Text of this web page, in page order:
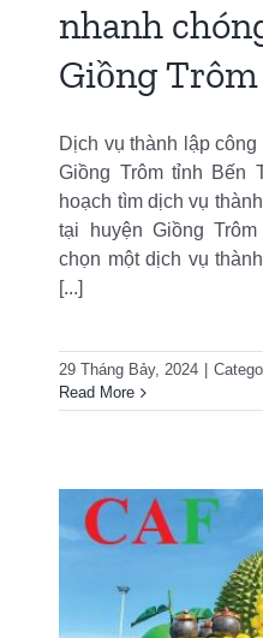
nhanh
Giồng
Dịch vụ thành lập
Giồng Trôm tỉnh Bến
hoạch tìm dịch vụ
tại huyện Giồng
chọn một dịch vụ
[...]
29 Tháng Bảy, 2024
Read More